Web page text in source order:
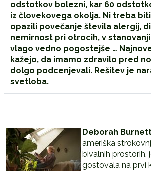
odstotkov bolezni, kar 60
iz človekovega okolja. Ni treba
opazili povečanje števila alergij,
nemirnost pri otrocih, v
vlago vedno pogostejše …
kažejo, da imamo zdravilo pred
dolgo podcenjevali. Rešitev je
svetloba.
Deborah
ameriška
bivalnih prostorih,
gostovala na prvi